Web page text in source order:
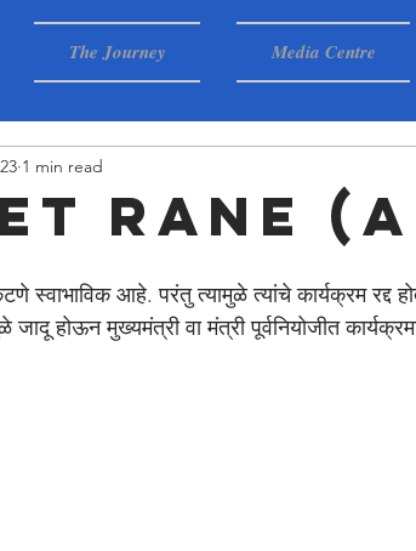
The Journey Media Centre
RANE
1 min read
स्वाभाविक आहे. परंतु त्यामुळे त्यांचे कार्यक्रम रद्द
होऊन मुख्यमंत्री वा मंत्री पूर्वनियोजीत